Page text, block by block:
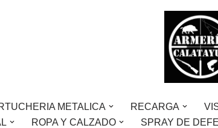
METALICA RECARGA
ROPA Y CALZADO SPRAY DE